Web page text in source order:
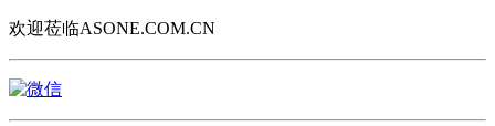
欢迎莅临ASONE.COM.CN